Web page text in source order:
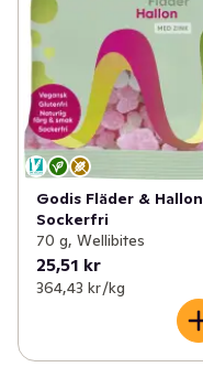
Godis Fläder & Hallon
Sockerfri
70 g, Wellibites
25,51 kr
364,43 kr /kg